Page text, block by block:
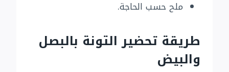
ملح حسب الحاجة.
طريقة تحضير التونة بالبصل
والبيض